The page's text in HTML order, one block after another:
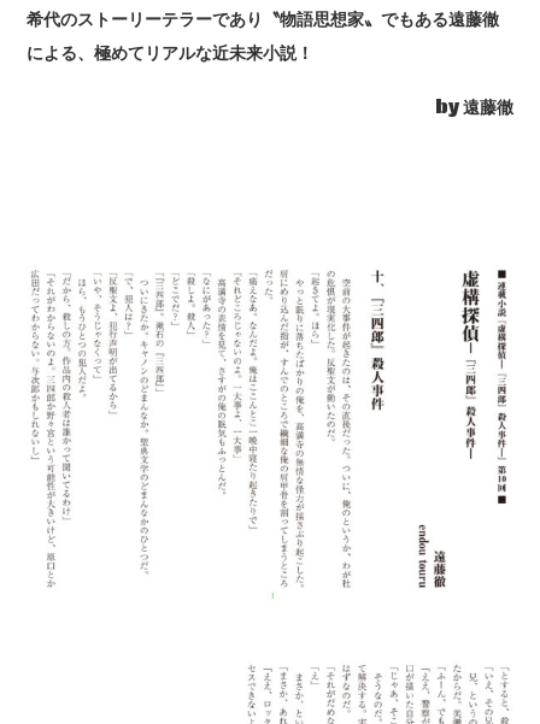
希代のストーリーテラーであり〝物語思想家〟でもある遠藤徹
による、極めてリアルな近未来小説！
by 遠藤徹